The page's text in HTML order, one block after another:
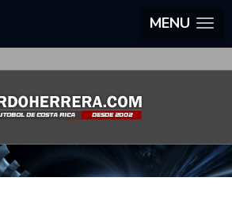
MENU